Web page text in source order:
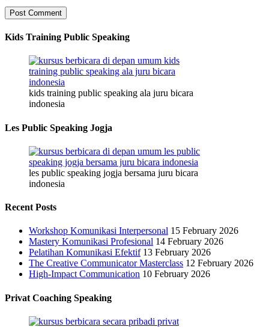
Kids Training Public Speaking
kids training public speaking ala juru bicara
indonesia
Les Public Speaking Jogja
les public speaking jogja bersama juru bicara
indonesia
Recent Posts
Workshop Komunikasi Interpersonal 15 February 2026
Mastery Komunikasi Profesional 14 February 2026
Pelatihan Komunikasi Efektif 13 February 2026
The Creative Communicator Masterclass 12 February 2026
High-Impact Communication 10 February 2026
Privat Coaching Speaking